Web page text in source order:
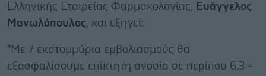
Ελληνικής Εταιρείας Φαρμακολογίας, Ευάγγελος
Μανωλόπουλος, και εξηγεί:
"Με 7 εκατομμύρια εμβολιασμούς θα
εξασφαλίσουμε επίκτητη ανοσία σε περίπου 6,3 -